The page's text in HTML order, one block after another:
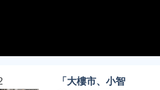
「大樓市、小智